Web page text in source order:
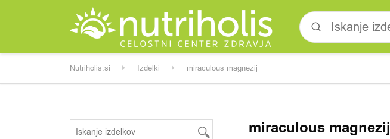
Nutriholis.si Izdelki miraculous magnezij
miraculous magnezij